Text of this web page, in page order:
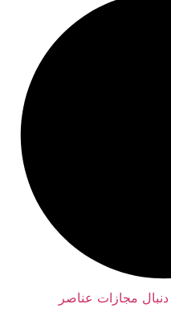
عناصر